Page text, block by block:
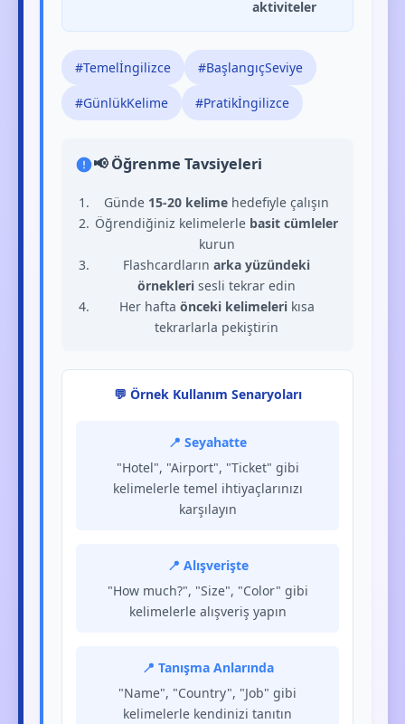
aktiviteler
#Temelİngilizce #BaşlangıçSeviye
#GünlükKelime #Pratikİngilizce
📢 Öğrenme Tavsiyeleri
Günde 15-20 kelime hedefiyle çalışın
Öğrendiğiniz kelimelerle basit cümleler
kurun
Flashcardlarınarka yüzündeki
örnekleri sesli tekrar edin
Her hafta önceki kelimelerikısa
tekrarlarla pekiştirin
💬 Örnek Kullanım Senaryoları
📍 Seyahatte
"Hotel", "Airport", "Ticket" gibi
kelimelerle temel ihtiyaçlarınızı
karşılayın
📍 Alışverişte
"How much?", "Size", "Color" gibi
kelimelerle alışveriş yapın
📍 Tanışma Anlarında
"Name", "Country", "Job" gibi
kelimelerle kendinizi tanıtın